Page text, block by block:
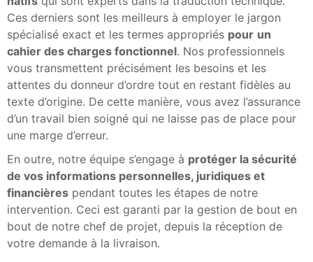
Ces derniers sont les meilleurs à employer le jargon
spécialisé exact et les termes appropriés pour un
cahier des charges fonctionnel. Nos professionnels
vous transmettent précisément les besoins et les
attentes du donneur d’ordre tout en restant fidèles au
texte d’origine. De cette manière, vous avez l’assurance
d’un travail bien soigné qui ne laisse pas de place pour
une marge d’erreur.
En outre, notre équipe s’engage à protéger la sécurité
de vos informations personnelles, juridiques et
financières pendant toutes les étapes de notre
intervention. Ceci est garanti par la gestion de bout en
bout de notre chef de projet, depuis la réception de
votre demande à la livraison.